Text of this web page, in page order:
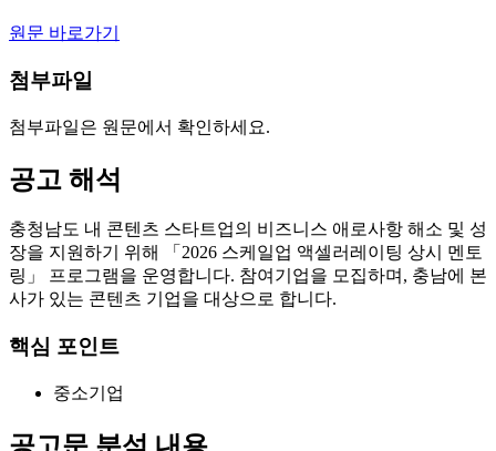
원문 바로가기
첨부파일
첨부파일은 원문에서 확인하세요.
공고 해석
충청남도 내 콘텐츠 스타트업의 비즈니스 애로사항 해소 및 성
장을 지원하기 위해 「2026 스케일업 액셀러레이팅 상시 멘토
링」 프로그램을 운영합니다. 참여기업을 모집하며, 충남에 본
사가 있는 콘텐츠 기업을 대상으로 합니다.
핵심 포인트
중소기업
공고문 분석 내용